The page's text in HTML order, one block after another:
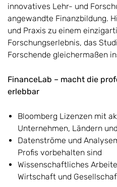
innovatives Lehr- und
angewandte Finanzbildung.
und Praxis zu einem
Forschungserlebnis, das
Forschende gleichermaßen
FinanceLab – macht die
erlebbar
Bloomberg Lizenzen mit
Unternehmen, Ländern
Datenströme und
Profis vorbehalten sind
Wissenschaftliches
Wirtschaft und